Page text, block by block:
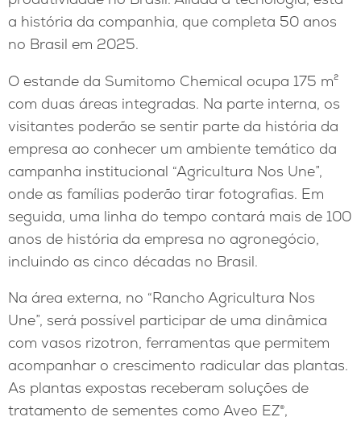
a história da companhia, que completa 50 anos
no Brasil em 2025.
O estande da Sumitomo Chemical ocupa 175 m²
com duas áreas integradas. Na parte interna, os
visitantes poderão se sentir parte da história da
empresa ao conhecer um ambiente temático da
campanha institucional “Agricultura Nos Une”,
onde as famílias poderão tirar fotografias. Em
seguida, uma linha do tempo contará mais de 100
anos de história da empresa no agronegócio,
incluindo as cinco décadas no Brasil.
Na área externa, no “Rancho Agricultura Nos
Une”, será possível participar de uma dinâmica
com vasos rizotron, ferramentas que permitem
acompanhar o crescimento radicular das plantas.
As plantas expostas receberam soluções de
tratamento de sementes como Aveo EZ®,